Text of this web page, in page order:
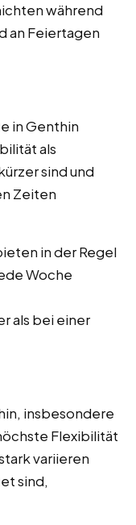
während
an Feiertagen
in Genthin
als
sind und
Zeiten
in der Regel
Woche
als bei einer
insbesondere
Flexibilität
variieren
sind,